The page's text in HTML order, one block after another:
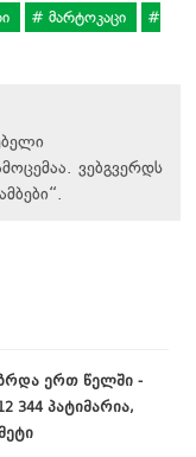
მარტოკაცი
ვებგვერდს
“.
ზრდა ერთ წელში -
344 პატიმარია,